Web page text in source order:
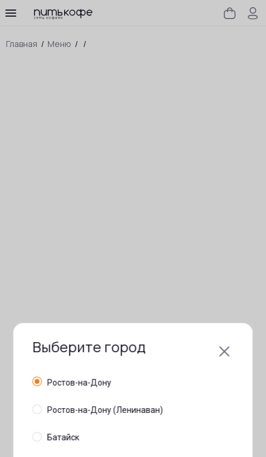
Главная / Меню / /
Выберите город
Ростов-на-Дону
Ростов-на-Дону (Ленинаван)
Батайск